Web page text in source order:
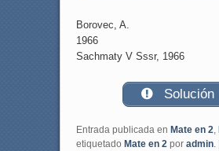
Borovec, A.
1966
Sachmaty V Sssr, 1966
Solución
Entrada publicada en Mate en 2,
etiquetado Mate en 2por admin. ||